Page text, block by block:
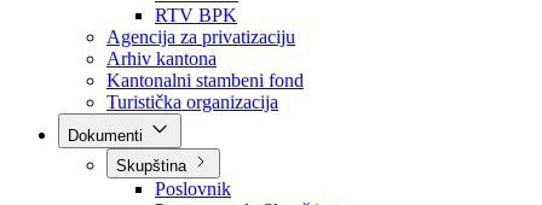
Direkcija za šumarstvo
Javna preduzeća
BPK šume
RTV BPK
Agencija za privatizaciju
Arhiv kantona
Kantonalni stambeni fond
Turistička organizacija